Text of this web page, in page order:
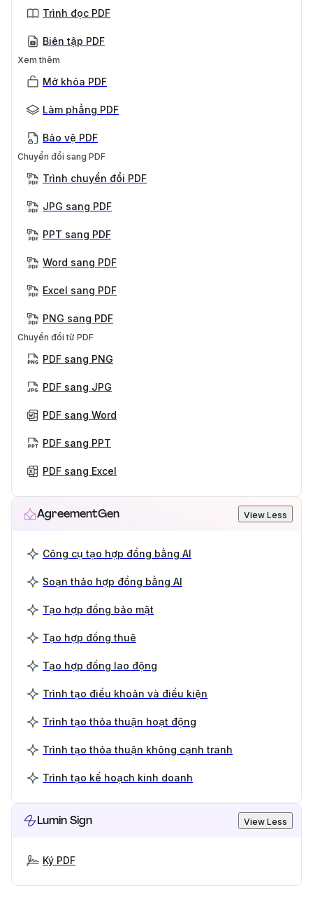
Trình đọc PDF
Biên tập PDF
Xem thêm
Mở khóa PDF
Làm phẳng PDF
Bảo vệ PDF
Chuyển đổi sang PDF
Trình chuyển đổi PDF
JPG sang PDF
PPT sang PDF
Word sang PDF
Excel sang PDF
PNG sang PDF
Chuyển đổi từ PDF
PDF sang PNG
PDF sang JPG
PDF sang Word
PDF sang PPT
PDF sang Excel
AgreementGen View Less
Công cụ tạo hợp đồng bằng AI
Soạn thảo hợp đồng bằng AI
Tạo hợp đồng bảo mật
Tạo hợp đồng thuê
Tạo hợp đồng lao động
Trình tạo điều khoản và điều kiện
Trình tạo thỏa thuận hoạt động
Trình tạo thỏa thuận không cạnh tranh
Trình tạo kế hoạch kinh doanh
Lumin Sign View Less
Ký PDF